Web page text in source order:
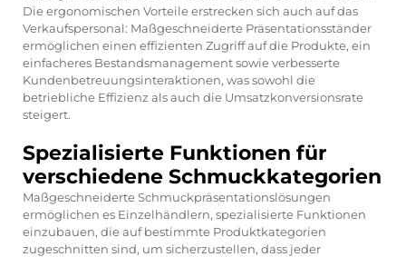
Die ergonomischen Vorteile erstrecken sich auch auf das
Verkaufspersonal: Maßgeschneiderte Präsentationsständer
ermöglichen einen effizienten Zugriff auf die Produkte, ein
einfacheres Bestandsmanagement sowie verbesserte
Kundenbetreuungsinteraktionen, was sowohl die
betriebliche Effizienz als auch die Umsatzkonversionsrate
steigert.
Spezialisierte Funktionen für
verschiedene Schmuckkategorien
Maßgeschneiderte Schmuckpräsentationslösungen
ermöglichen es Einzelhändlern, spezialisierte Funktionen
einzubauen, die auf bestimmte Produktkategorien
zugeschnitten sind, um sicherzustellen, dass jeder